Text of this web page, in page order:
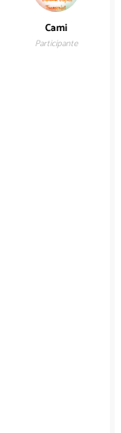
Cami
Participante